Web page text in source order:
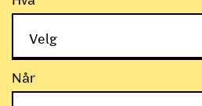
Velg
Når